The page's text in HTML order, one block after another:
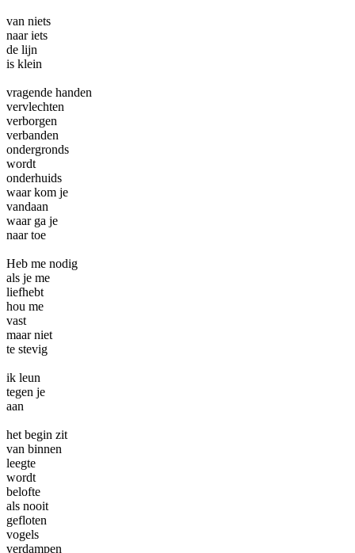
van niets
naar iets
de lijn
is klein
vragende handen
vervlechten
verborgen
verbanden
ondergronds
wordt
onderhuids
waar kom je
vandaan
waar ga je
naar toe
Heb me nodig
als je me
liefhebt
hou me
vast
maar niet
te stevig
ik leun
tegen je
aan
het begin zit
van binnen
leegte
wordt
belofte
als nooit
gefloten
vogels
verdampen